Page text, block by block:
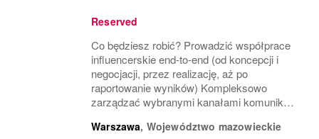
Reserved
Co będziesz robić? Prowadzić współprace
influencerskie end-to-end (od koncepcji i
negocjacji, przez realizację, aż po
raportowanie wyników) Kompleksowo
zarządzać wybranymi kanałami komunikacji
społecznościowych, zgodnie z
Warszawa, Województwo mazowieckie